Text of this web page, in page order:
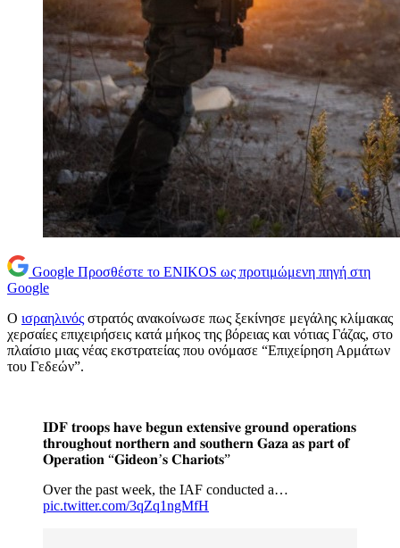
Google Προσθέστε το ENIKOS ως προτιμώμενη πηγή στη
Google
Ο ισραηλινός στρατός ανακοίνωσε πως ξεκίνησε μεγάλης κλίμακας
χερσαίες επιχειρήσεις κατά μήκος της βόρειας και νότιας Γάζας, στο
πλαίσιο μιας νέας εκστρατείας που ονόμασε “Επιχείρηση Αρμάτων
του Γεδεών”.
𝐈𝐃𝐅 𝐭𝐫𝐨𝐨𝐩𝐬 𝐡𝐚𝐯𝐞 𝐛𝐞𝐠𝐮𝐧 𝐞𝐱𝐭𝐞𝐧𝐬𝐢𝐯𝐞 𝐠𝐫𝐨𝐮𝐧𝐝 𝐨𝐩𝐞𝐫𝐚𝐭𝐢𝐨𝐧𝐬
𝐭𝐡𝐫𝐨𝐮𝐠𝐡𝐨𝐮𝐭 𝐧𝐨𝐫𝐭𝐡𝐞𝐫𝐧 𝐚𝐧𝐝 𝐬𝐨𝐮𝐭𝐡𝐞𝐫𝐧 𝐆𝐚𝐳𝐚 𝐚𝐬 𝐩𝐚𝐫𝐭 𝐨𝐟
𝐎𝐩𝐞𝐫𝐚𝐭𝐢𝐨𝐧 “𝐆𝐢𝐝𝐞𝐨𝐧’𝐬 𝐂𝐡𝐚𝐫𝐢𝐨𝐭𝐬”
Over the past week, the IAF conducted a…
pic.twitter.com/3qZq1ngMfH